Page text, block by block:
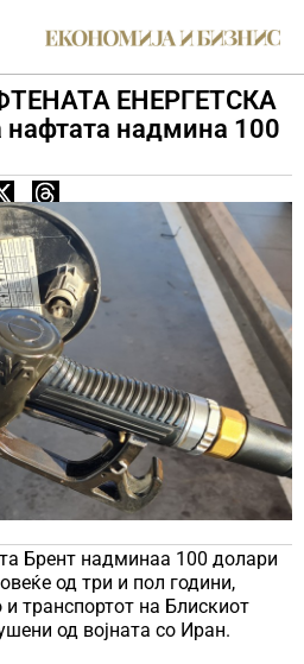
ЕНЕРГЕТСКА
надмина 100
Брент надминаа 100 долари
од три и пол години,
и транспортот на Блискиот
од војната со Иран.